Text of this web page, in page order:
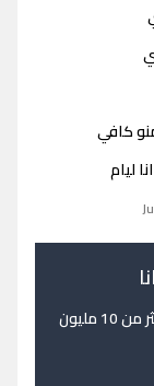
كافي
ليام
مع البرنامج العربي الاشهر على الاطلاق وبأكثر من 10 مليون